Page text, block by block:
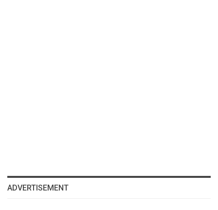
ADVERTISEMENT